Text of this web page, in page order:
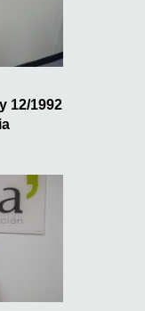
12/1992